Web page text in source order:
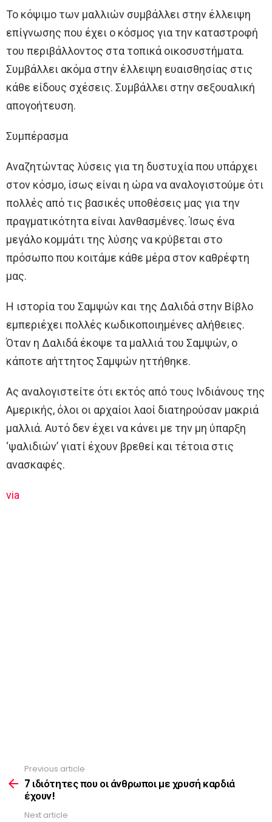
Το κόψιμο των μαλλιών συμβάλλει στην έλλειψη
επίγνωσης που έχει ο κόσμος για την καταστροφή
του περιβάλλοντος στα τοπικά οικοσυστήματα.
Συμβάλλει ακόμα στην έλλειψη ευαισθησίας στις
κάθε είδους σχέσεις. Συμβάλλει στην σεξουαλική
απογοήτευση.
Συμπέρασμα
Αναζητώντας λύσεις για τη δυστυχία που υπάρχει
στον κόσμο, ίσως είναι η ώρα να αναλογιστούμε ότι
πολλές από τις βασικές υποθέσεις μας για την
πραγματικότητα είναι λανθασμένες. Ίσως ένα
μεγάλο κομμάτι της λύσης να κρύβεται στο
πρόσωπο που κοιτάμε κάθε μέρα στον καθρέφτη
μας.
Η ιστορία του Σαμψών και της Δαλιδά στην Βίβλο
εμπεριέχει πολλές κωδικοποιημένες αλήθειες.
Όταν η Δαλιδά έκοψε τα μαλλιά του Σαμψών, ο
κάποτε αήττητος Σαμψών ηττήθηκε.
Ας αναλογιστείτε ότι εκτός από τους Ινδιάνους της
Αμερικής, όλοι οι αρχαίοι λαοί διατηρούσαν μακριά
μαλλιά. Αυτό δεν έχει να κάνει με την μη ύπαρξη
‘ψαλιδιών’ γιατί έχουν βρεθεί και τέτοια στις
ανασκαφές.
via
more
Previous article
7 ιδιότητες που οι άνθρωποι με χρυσή καρδιά
έχουν!
Next article